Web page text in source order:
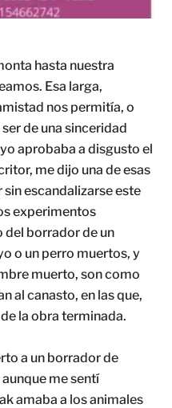
hasta nuestra
Esa larga,
nos permitía, o
de una sinceridad
aprobaba a disgusto el
me dijo una de esas
escandalizarse este
experimentos
borrador de un
o un perro muertos, y
muerto, son como
al canasto, en las que,
la obra terminada.
a un borrador de
me sentí
amaba a los animales